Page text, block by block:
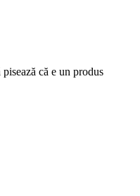
că e un produs